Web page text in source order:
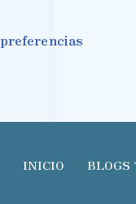
INICIO BLOGS